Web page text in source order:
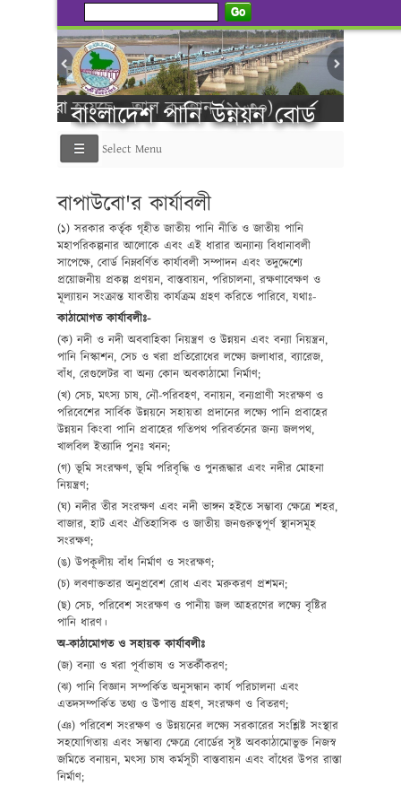
Go
বাংলাদেশ পানি উন্নয়ন বোর্ড
করা হয়েছে - আল কুরআন (২১:৩০)
Select Menu
বাপাউবো'র কার্যাবলী
(১) সরকার কর্তৃক গৃহীত জাতীয় পানি নীতি ও জাতীয় পানি
মহাপরিকল্পনার আলোকে এবং এই ধারার অন্যান্য বিধানাবলী
সাপেক্ষে, বোর্ড নিম্নবর্ণিত কার্যাবলী সম্পাদন এবং তদুদ্দেশ্যে
প্রয়োজনীয় প্রকল্প প্রণয়ন, বাস্তবায়ন, পরিচালনা, রক্ষণাবেক্ষণ ও
মূল্যায়ন সংক্রান্ত যাবতীয় কার্যক্রম গ্রহণ করিতে পারিবে, যথাঃ-
কাঠামোগত কার্যাবলীঃ-
(ক) নদী ও নদী অববাহিকা নিয়ন্ত্রণ ও উন্নয়ন এবং বন্যা নিয়ন্ত্রন,
পানি নিস্কাশন, সেচ ও খরা প্রতিরোধের লক্ষ্যে জলাধার, ব্যারেজ,
বাঁধ, রেগুলেটর বা অন্য কোন অবকাঠামো নির্মাণ;
(খ) সেচ, মৎস্য চাষ, নৌ-পরিবহণ, বনায়ন, বন্যপ্রাণী সংরক্ষণ ও
পরিবেশের সার্বিক উন্নয়নে সহায়তা প্রদানের লক্ষ্যে পানি প্রবাহের
উন্নয়ন কিংবা পানি প্রবাহের গতিপথ পরিবর্তনের জন্য জলপথ,
খালবিল ইত্যাদি পুনঃ খনন;
(গ) ভূমি সংরক্ষণ, ভূমি পরিবৃদ্ধি ও পুনরূদ্ধার এবং নদীর মোহনা
নিয়ন্ত্রণ;
(ঘ) নদীর তীর সংরক্ষণ এবং নদী ভাঙ্গন হইতে সম্ভাব্য ক্ষেত্রে শহর,
বাজার, হাট এবং ঐতিহাসিক ও জাতীয় জনগুরুত্বপূর্ণ স্থানসমূহ
সংরক্ষণ;
(ঙ) উপকূলীয় বাঁধ নির্মাণ ও সংরক্ষণ;
(চ) লবণাক্ততার অনুপ্রবেশ রোধ এবং মরুকরণ প্রশমন;
(ছ) সেচ, পরিবেশ সংরক্ষণ ও পানীয় জল আহরণের লক্ষ্যে বৃষ্টির
পানি ধারণ।
অ-কাঠামোগত ও সহায়ক কার্যাবলীঃ
(জ) বন্যা ও খরা পূর্বাভাষ ও সতর্কীকরণ;
(ঝ) পানি বিজ্ঞান সম্পর্কিত অনুসন্ধান কার্য পরিচালনা এবং
এতদসম্পর্কিত তথ্য ও উপাত্ত গ্রহণ, সংরক্ষণ ও বিতরণ;
(ঞ) পরিবেশ সংরক্ষণ ‍ও উন্নয়নের লক্ষ্যে সরকারের সংশ্লিষ্ট সংস্থার
সহযোগিতায় এবং সম্ভাব্য ক্ষেত্রে বোর্ডের সৃষ্ট অবকাঠামোভুক্ত নিজস্ব
জমিতে বনায়ন, মৎস্য চাষ কর্মসূচী বাস্তবায়ন এবং বাঁধের উপর রাস্তা
নির্মাণ;